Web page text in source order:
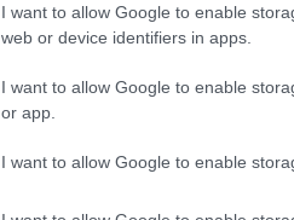
I want to allow Google to enable
web or device identifiers in apps.
I want to allow Google to enable
or app.
I want to allow Google to enable
LIFESTYLE
δοκιμασία